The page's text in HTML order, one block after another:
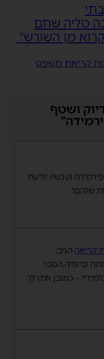
טליה שחם
מן השורש"
קריאת משפט
ושטף
ועכשיו יודעת
שלהם!
קריאה הגיב:
וביופיה.הסבר
– כמובן אתן לך